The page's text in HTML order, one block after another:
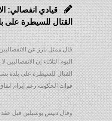
قيادي انفصالي:
القتال للسيطرة على بلدة بشرق
قال ممثل بارز عن الانفصاليين المؤيدين
اليوم الثلاثاء إن الانفصاليين لا
القتال للسيطرة على بلدة بشرق
قوات الحكومة رغم إبرام اتفاق سلام.
وقال دنيس بوشيلين قبل عقد مؤتمر